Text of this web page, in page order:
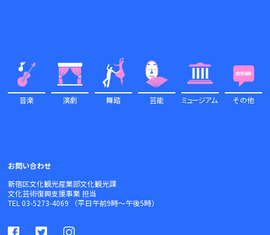
音楽 演劇 舞踏 芸能 ミュージアム その他
お問い合わせ
新宿区文化観光産業部文化観光課
文化芸術復興支援事業 担当
TEL 03-5273-4069 （平日午前9時～午後5時）